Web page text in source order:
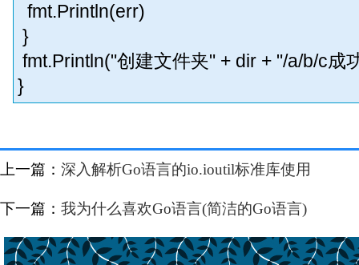
fmt.Println(err)
}
fmt.Println("创建文件夹" + dir + "/a/b/c成
}
上一篇： 深入解析Go语言的io.ioutil标准库使用
下一篇： 我为什么喜欢Go语言(简洁的Go语言)